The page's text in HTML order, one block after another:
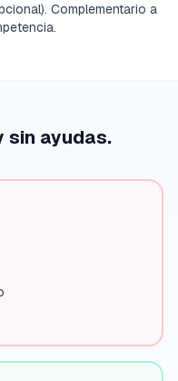
Complementario a
sin ayudas.